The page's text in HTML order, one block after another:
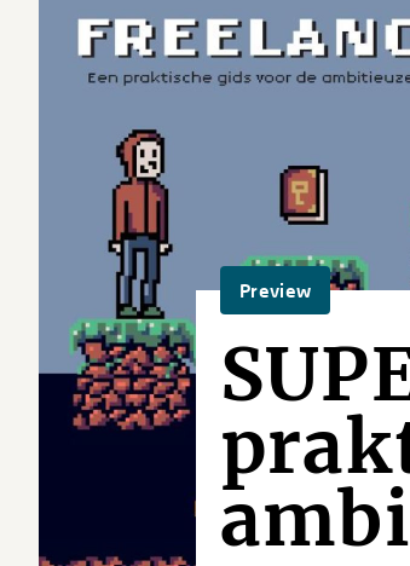
Preview